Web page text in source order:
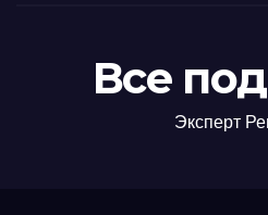
Все
Эксперт